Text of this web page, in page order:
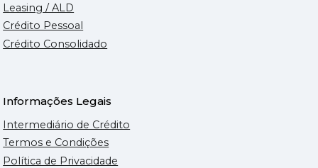
Leasing / ALD
Crédito Pessoal
Crédito Consolidado
Informações Legais
Intermediário de Crédito
Termos e Condições
Política de Privacidade